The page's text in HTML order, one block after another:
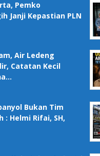
Pemko
Janji Kepastian PLN
Air Ledeng
Catatan Kecil
Bukan Tim
: Helmi Rifai, SH,